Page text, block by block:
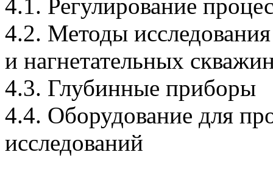
4.1. Регулирование
4.2. Методы
и нагнетательных
4.3. Глубинные приборы
4.4. Оборудование для
исследований